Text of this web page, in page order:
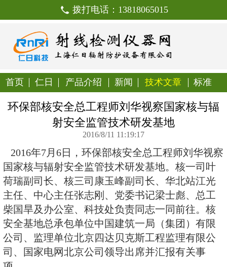
拨打电话：
仁日 产品介绍 新闻
环保部核安全总工程师刘华视
射安全监管技术研发
2016/8/11 11:19:17
2016年7月6日，环保部核安全总
国家核与辐射安全监管技术研发基
荷瑞副司长、核三司康玉峰副司长